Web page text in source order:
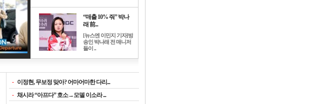
“매출 10% 줘” 박나
래 前...
[뉴스엔 이민지 기자]방
송인 박나래 전 매니저
들이 ..
- 이정현, 무보정 맞아? 어마어마한 다리...
- 채시라 “아프다” 호소→모델 이소라 ...